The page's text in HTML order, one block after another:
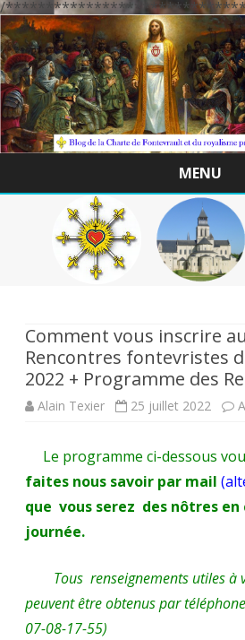
/
MENU
Skip
to
content
Comment vous inscrire
Rencontres fontevristes
2022 + Programme des
Alain Texier 25 juillet 2022
Le programme ci-dessous
faites nous savoir par mail
que vous serez des nôtres
journée.
Tous renseignements utiles à
peuvent être obtenus par
07-08-17-55)